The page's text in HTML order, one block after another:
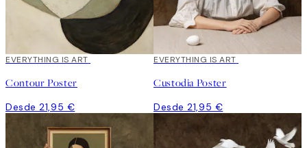
EVERYTHING IS ART
Contour Poster
Desde 21,95 €
EVERYTHING IS ART
Custodia Poster
Desde 21,95 €